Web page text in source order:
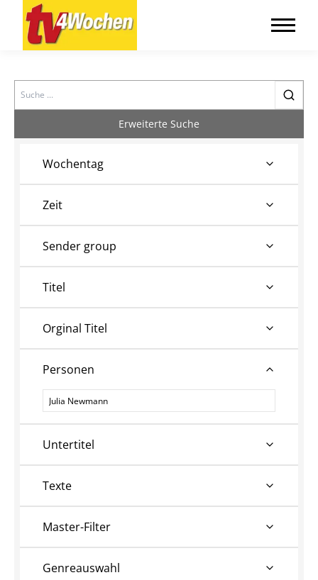
Search
Erweiterte Suche
Wochentag
Zeit
Sender group
Titel
Orginal Titel
Personen
Personen
Untertitel
Texte
Master-Filter
Genreauswahl